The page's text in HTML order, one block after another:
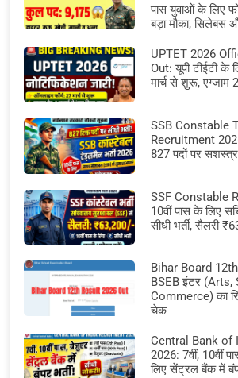
पास युवाओं के लिए
बड़ा मौका, सिलेबस
UPTET 2026
Out: यूपी टीईटी के
मार्च से शुरू, एग्जाम
SSB Constable
Recruitment
827 पदों पर सशस्त्र
SSF Constable
10वीं पास के लिए
सीधी भर्ती, सैलरी
Bihar Board
BSEB इंटर (Arts,
Commerce) का
चेक
Central Bank of
2026: 7वीं, 10वीं
लिए सेंट्रल बैंक में